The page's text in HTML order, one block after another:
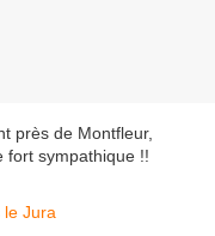
près de Montfleur,
fort sympathique !!